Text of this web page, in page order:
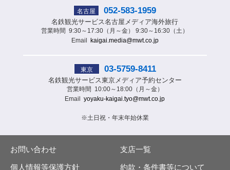
名古屋 052-583-1959
名鉄観光サービス名古屋メディア海外旅行
営業時間
9:30～17:30（月～金） 9:30～16:30（土）
Email
kaigai.media@mwt.co.jp
東京 03-5759-8411
名鉄観光サービス東京メディア予約センター
営業時間
10:00～18:00（月～金）
Email
yoyaku-kaigai.tyo@mwt.co.jp
※土日祝・年末年始休業
お問い合わせ 支店一覧
個人情報等保護方針 約款・条件書等について